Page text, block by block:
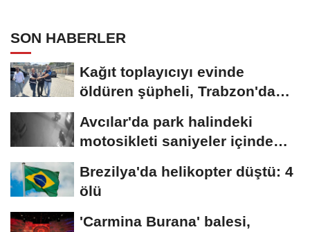
SON HABERLER
Kağıt toplayıcıyı evinde
öldüren şüpheli, Trabzon'da
Avcılar'da park halindeki
motosikleti saniyeler içinde
Brezilya'da helikopter düştü: 4
ölü
'Carmina Burana' balesi,